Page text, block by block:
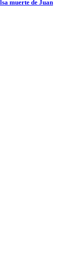
muerte de Juan